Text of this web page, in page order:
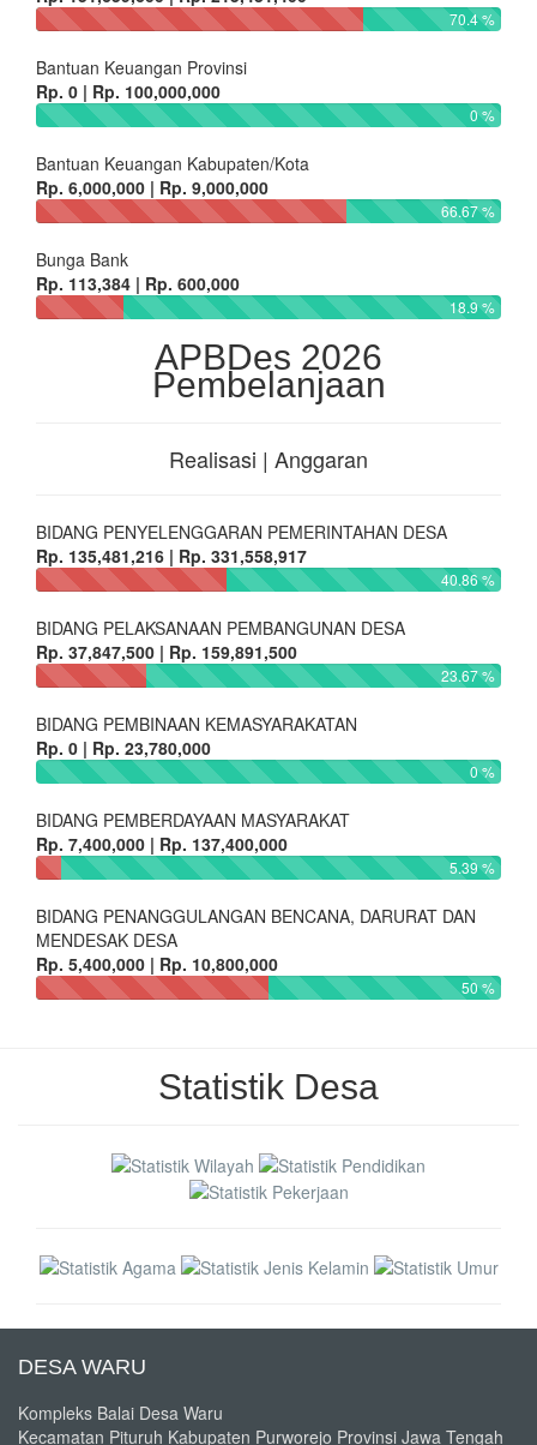
70.4 %
Bantuan Keuangan Provinsi
Rp. 0 | Rp. 100,000,000
0 %
Bantuan Keuangan Kabupaten/Kota
Rp. 6,000,000 | Rp. 9,000,000
66.67 %
Bunga Bank
Rp. 113,384 | Rp. 600,000
18.9 %
APBDes 2026
Pembelanjaan
Realisasi | Anggaran
BIDANG PENYELENGGARAN PEMERINTAHAN DESA
Rp. 135,481,216 | Rp. 331,558,917
40.86 %
BIDANG PELAKSANAAN PEMBANGUNAN DESA
Rp. 37,847,500 | Rp. 159,891,500
23.67 %
BIDANG PEMBINAAN KEMASYARAKATAN
Rp. 0 | Rp. 23,780,000
0 %
BIDANG PEMBERDAYAAN MASYARAKAT
Rp. 7,400,000 | Rp. 137,400,000
5.39 %
BIDANG PENANGGULANGAN BENCANA, DARURAT DAN
MENDESAK DESA
Rp. 5,400,000 | Rp. 10,800,000
50 %
Statistik Desa
DESA WARU
Kompleks Balai Desa Waru
Kecamatan Pituruh Kabupaten Purworejo Provinsi Jawa Tengah